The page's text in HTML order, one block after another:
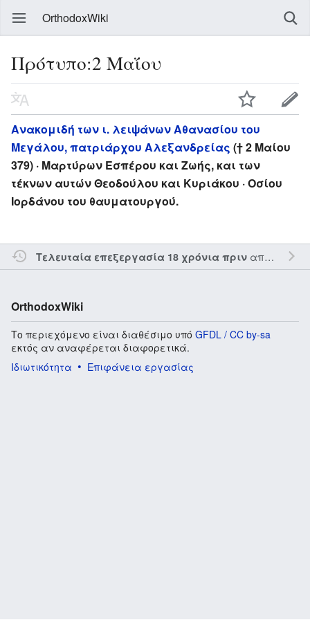
OrthodoxWiki
Πρότυπο:2 Μαΐου
Ανακομιδή των ι. λειψάνων Αθανασίου του
Μεγάλου, πατριάρχου Αλεξανδρείας († 2 Μαίου
379) · Μαρτύρων Εσπέρου και Ζωής, και των
τέκνων αυτών Θεοδούλου και Κυριάκου · Οσίου
Ιορδάνου του θαυματουργού.
Τελευταία επεξεργασία 18 χρόνια πριναπό τον την
OrthodoxWiki
Το περιεχόμενο είναι διαθέσιμο υπό GFDL / CC by-sa
εκτός αν αναφέρεται διαφορετικά.
Ιδιωτικότητα
Επιφάνεια εργασίας